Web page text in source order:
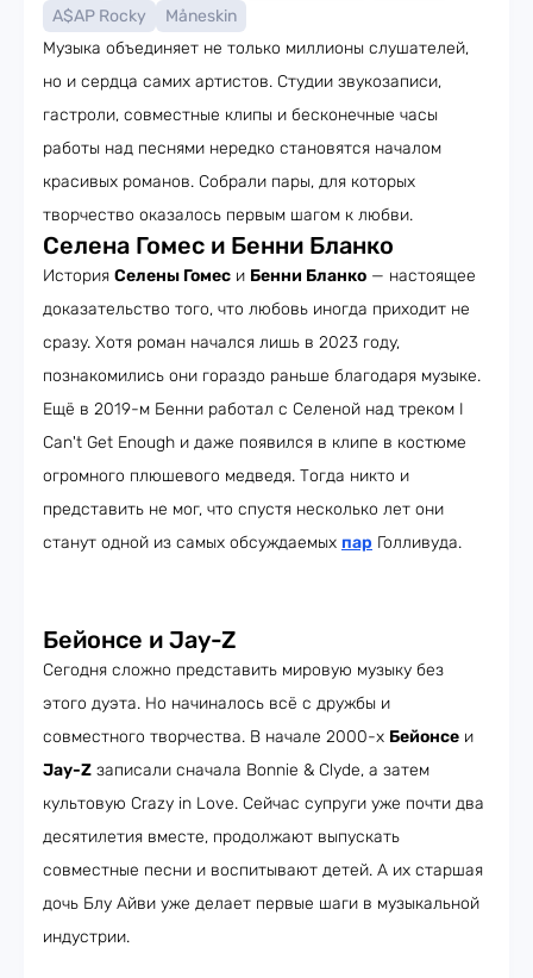
A$AP Rocky
Måneskin
Музыка объединяет не только миллионы слушателей,
но и сердца самих артистов. Студии звукозаписи,
гастроли, совместные клипы и бесконечные часы
работы над песнями нередко становятся началом
красивых романов. Собрали пары, для которых
творчество оказалось первым шагом к любви.
Селена Гомес и Бенни Бланко
История Селены Гомес и Бенни Бланко — настоящее
доказательство того, что любовь иногда приходит не
сразу. Хотя роман начался лишь в 2023 году,
познакомились они гораздо раньше благодаря музыке.
Ещё в 2019-м Бенни работал с Селеной над треком I
Can't Get Enough и даже появился в клипе в костюме
огромного плюшевого медведя. Тогда никто и
представить не мог, что спустя несколько лет они
станут одной из самых обсуждаемых пар Голливуда.
Бейонсе и Jay-Z
Сегодня сложно представить мировую музыку без
этого дуэта. Но начиналось всё с дружбы и
совместного творчества. В начале 2000-х Бейонсе и
Jay-Z записали сначала Bonnie & Clyde, а затем
культовую Crazy in Love. Сейчас супруги уже почти два
десятилетия вместе, продолжают выпускать
совместные песни и воспитывают детей. А их старшая
дочь Блу Айви уже делает первые шаги в музыкальной
индустрии.